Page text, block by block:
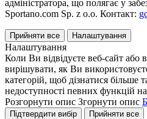
адміністратора, що полягає у
Sportano.com Sp. z o.o. Контакт:
Прийняти все Налаштування
Налаштування
Коли Ви відвідуєте веб-сайт
вирішувати, як Ви
категорій, щоб дізнатися
недоступності певних функцій
Розгорнути опис Згорнути опис
Підтвердити вибір
Прийняти все